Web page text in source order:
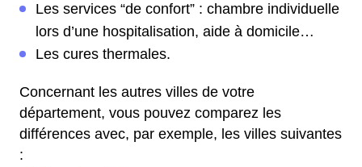
Les services “de confort” : chambre individuelle
lors d’une hospitalisation, aide à domicile…
Les cures thermales.
Concernant les autres villes de votre
département, vous pouvez comparez les
différences avec, par exemple, les villes suivantes
: